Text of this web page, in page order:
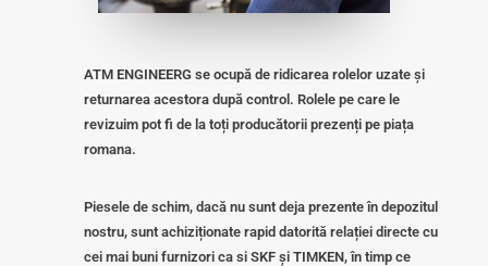
ATM ENGINEERG se ocupă de ridicarea rolelor uzate și
returnarea acestora după control. Rolele pe care le
revizuim pot fi de la toți producătorii prezenți pe piața
romana.
Piesele de schim, dacă nu sunt deja prezente în depozitul
nostru, sunt achiziționate rapid datorită relației directe cu
cei mai buni furnizori ca si SKF și TIMKEN, în timp ce